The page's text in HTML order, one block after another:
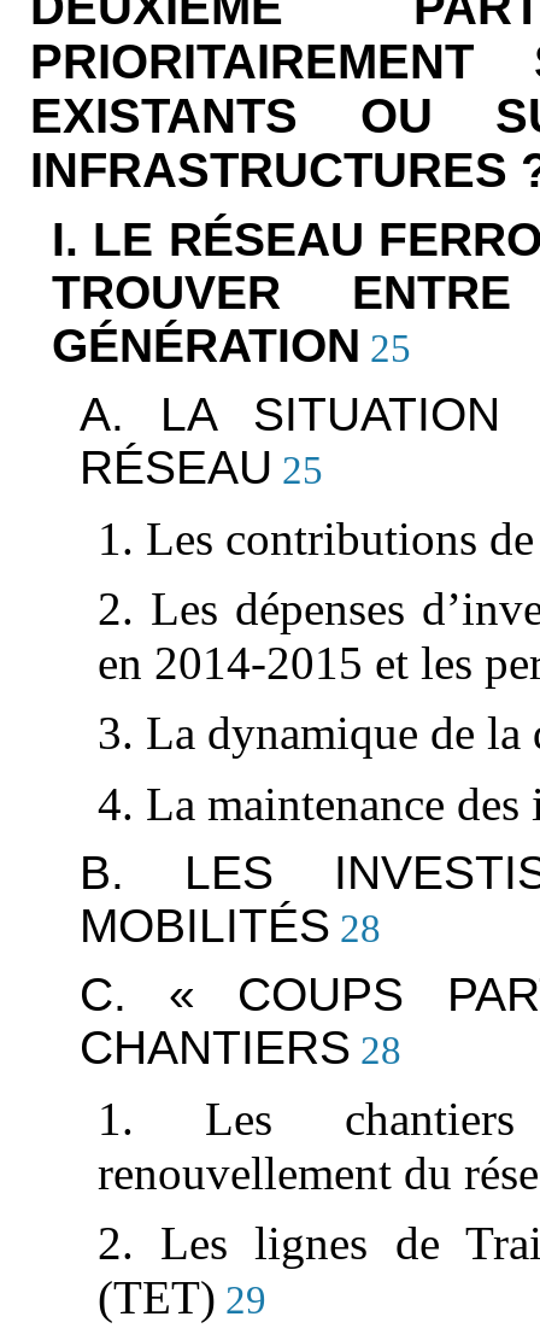
EXISTANTS OU
INFRASTRUCTURES
I. LE RÉSEAU
TROUVER
GÉNÉRATION 25
A. LA SITUATION
RÉSEAU 25
1. Les contributions
2. Les dépenses
en 2014-2015 et les
3. La dynamique de la
4. La maintenance
B. LES
MOBILITÉS 28
C. « COUPS
CHANTIERS 28
1. Les
renouvellement du
2. Les lignes de
(TET) 29